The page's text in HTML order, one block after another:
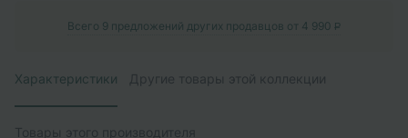
Всего 9 предложений других продавцов от 4 990 P
Характеристики Другие товары этой коллекции
Товары этого производителя